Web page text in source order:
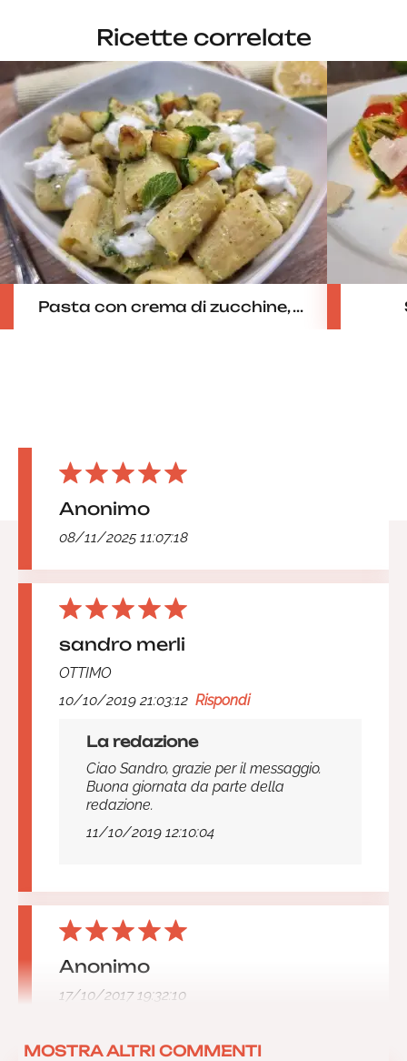
Ricette correlate
Pasta con crema di zucchine, ...
Anonimo
08/11/2025 11:07:18
sandro merli
OTTIMO
10/10/2019 21:03:12 Rispondi
La redazione
Ciao Sandro, grazie per il messaggio.
Buona giornata da parte della
redazione.
11/10/2019 12:10:04
Anonimo
17/10/2017 19:32:10
MOSTRA ALTRI COMMENTI